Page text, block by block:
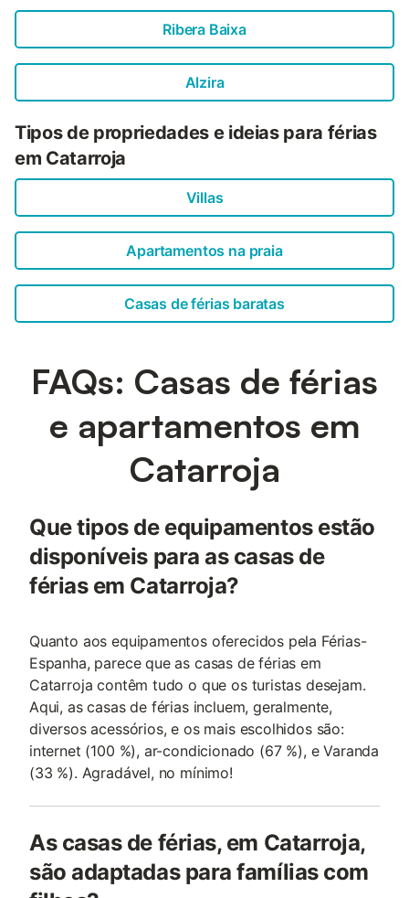
Ribera Baixa
Alzira
Tipos de propriedades e ideias para férias
em Catarroja
Villas
Apartamentos na praia
Casas de férias baratas
FAQs: Casas de férias
e apartamentos em
Catarroja
Que tipos de equipamentos estão
disponíveis para as casas de
férias em Catarroja?
Quanto aos equipamentos oferecidos pela Férias-
Espanha, parece que as casas de férias em
Catarroja contêm tudo o que os turistas desejam.
Aqui, as casas de férias incluem, geralmente,
diversos acessórios, e os mais escolhidos são:
internet (100 %), ar-condicionado (67 %), e Varanda
(33 %). Agradável, no mínimo!
As casas de férias, em Catarroja,
são adaptadas para famílias com